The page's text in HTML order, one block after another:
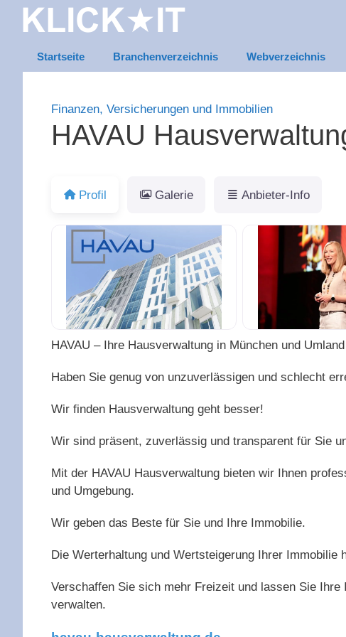
Inhalt
Startseite Branchenverzeichnis Webverzeichnis
Finanzen, Versicherungen und Immobilien
HAVAU
Profil Galerie Anbieter-Info
HAVAU – Ihre Hausverwaltung in München und Umland
Haben Sie genug von unzuverlässigen und schlecht
Wir finden Hausverwaltung geht besser!
Wir sind präsent, zuverlässig und transparent für Sie
Mit der HAVAU Hausverwaltung bieten wir Ihnen
und Umgebung.
Wir geben das Beste für Sie und Ihre Immobilie.
Die Werterhaltung und Wertsteigerung Ihrer Immobilie
Verschaffen Sie sich mehr Freizeit und lassen Sie
verwalten.